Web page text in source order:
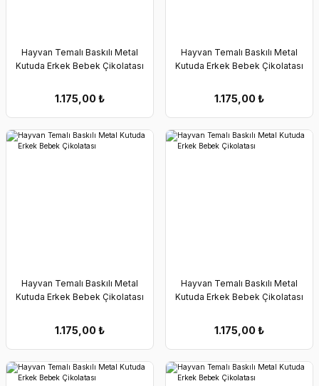
Hayvan Temalı Baskılı Metal
Kutuda Erkek Bebek Çikolatası
1.175,00₺
Hayvan Temalı Baskılı Metal
Kutuda Erkek Bebek Çikolatası
1.175,00₺
Hayvan Temalı Baskılı Metal
Kutuda Erkek Bebek Çikolatası
1.175,00₺
Hayvan Temalı Baskılı Metal
Kutuda Erkek Bebek Çikolatası
1.175,00₺